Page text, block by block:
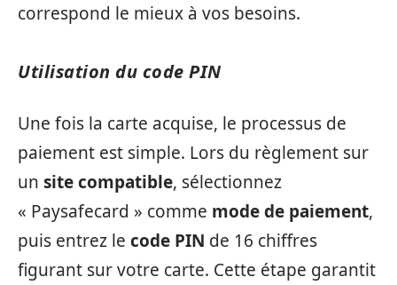
correspond le mieux à vos besoins.
Utilisation du code PIN
Une fois la carte acquise, le processus de
paiement est simple. Lors du règlement sur
un site compatible, sélectionnez
« Paysafecard » comme mode de paiement,
puis entrez le code PIN de 16 chiffres
figurant sur votre carte. Cette étape garantit